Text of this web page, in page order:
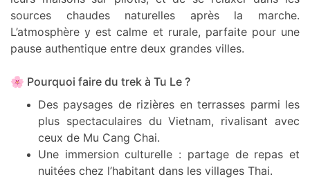
sources chaudes naturelles après la marche.
L’atmosphère y est calme et rurale, parfaite pour une
pause authentique entre deux grandes villes.
🌸 Pourquoi faire du trek à Tu Le ?
Des paysages de rizières en terrasses parmi les
plus spectaculaires du Vietnam, rivalisant avec
ceux de Mu Cang Chai.
Une immersion culturelle : partage de repas et
nuitées chez l’habitant dans les villages Thai.